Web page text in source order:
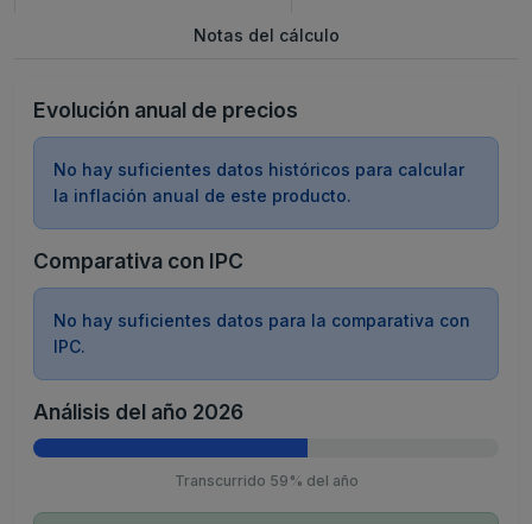
Notas del cálculo
Evolución anual de precios
No hay suficientes datos históricos para calcular
la inflación anual de este producto.
Comparativa con IPC
No hay suficientes datos para la comparativa con
IPC.
Análisis del año 2026
Transcurrido 59% del año